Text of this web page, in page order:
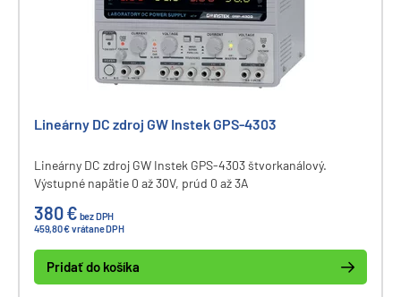
Lineárny DC zdroj GW Instek GPS-4303
Lineárny DC zdroj GW Instek GPS-4303 štvorkanálový.
Výstupné napätie 0 až 30V, prúd 0 až 3A
380 € bez DPH
459,80 € vrátane DPH
Pridať do košíka